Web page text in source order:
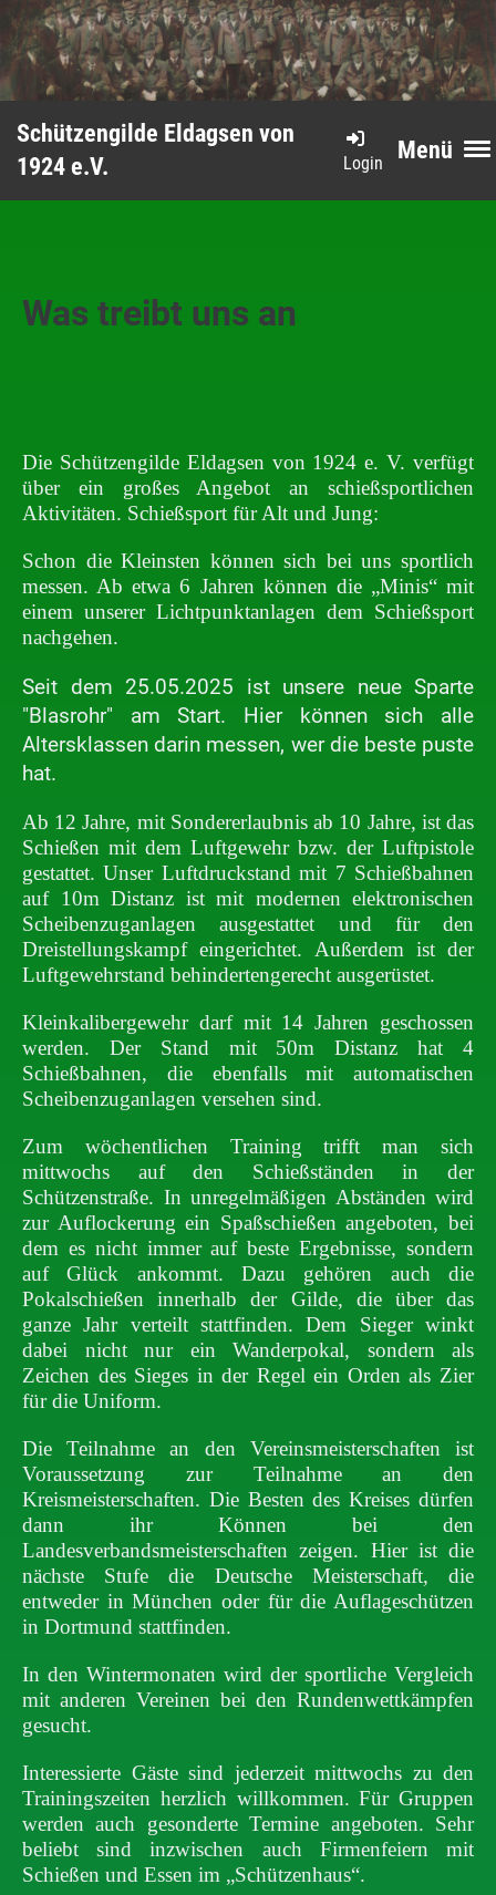
Menü
Login
Schützengilde Eldagsen von
1924 e.V.
Was treibt uns an
Die Schützengilde Eldagsen von 1924 e. V. verfügt
über ein großes Angebot an schießsportlichen
Aktivitäten. Schießsport für Alt und Jung:
Schon die Kleinsten können sich bei uns sportlich
messen. Ab etwa 6 Jahren können die „Minis“ mit
einem unserer Lichtpunktanlagen dem Schießsport
nachgehen.
Seit dem 25.05.2025 ist unsere neue Sparte
"Blasrohr" am Start. Hier können sich alle
Altersklassen darin messen, wer die beste puste
hat.
Ab 12 Jahre, mit Sondererlaubnis ab 10 Jahre, ist das
Schießen mit dem Luftgewehr bzw. der Luftpistole
gestattet. Unser Luftdruckstand mit 7 Schießbahnen
auf 10m Distanz ist mit modernen elektronischen
Scheibenzuganlagen ausgestattet und für den
Dreistellungskampf eingerichtet. Außerdem ist der
Luftgewehrstand behindertengerecht ausgerüstet.
Kleinkalibergewehr darf mit 14 Jahren geschossen
werden. Der Stand mit 50m Distanz hat 4
Schießbahnen, die ebenfalls mit automatischen
Scheibenzuganlagen versehen sind.
Zum wöchentlichen Training trifft man sich
mittwochs auf den Schießständen in der
Schützenstraße. In unregelmäßigen Abständen wird
zur Auflockerung ein Spaßschießen angeboten, bei
dem es nicht immer auf beste Ergebnisse, sondern
auf Glück ankommt. Dazu gehören auch die
Pokalschießen innerhalb der Gilde, die über das
ganze Jahr verteilt stattfinden. Dem Sieger winkt
dabei nicht nur ein Wanderpokal, sondern als
Zeichen des Sieges in der Regel ein Orden als Zier
für die Uniform.
Die Teilnahme an den Vereinsmeisterschaften ist
Voraussetzung zur Teilnahme an den
Kreismeisterschaften. Die Besten des Kreises dürfen
dann ihr Können bei den
Landesverbandsmeisterschaften zeigen. Hier ist die
nächste Stufe die Deutsche Meisterschaft, die
entweder in München oder für die Auflageschützen
in Dortmund stattfinden.
In den Wintermonaten wird der sportliche Vergleich
mit anderen Vereinen bei den Rundenwettkämpfen
gesucht.
Interessierte Gäste sind jederzeit mittwochs zu den
Trainingszeiten herzlich willkommen. Für Gruppen
werden auch gesonderte Termine angeboten. Sehr
beliebt sind inzwischen auch Firmenfeiern mit
Schießen und Essen im „Schützenhaus“.